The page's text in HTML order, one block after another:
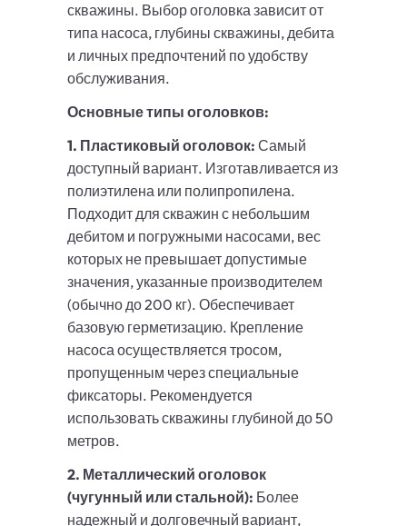
скважины. Выбор оголовка зависит от
типа насоса, глубины скважины, дебита
и личных предпочтений по удобству
обслуживания.
Основные типы оголовков:
1. Пластиковый оголовок: Самый
доступный вариант. Изготавливается из
полиэтилена или полипропилена.
Подходит для скважин с небольшим
дебитом и погружными насосами, вес
которых не превышает допустимые
значения, указанные производителем
(обычно до 200 кг). Обеспечивает
базовую герметизацию. Крепление
насоса осуществляется тросом,
пропущенным через специальные
фиксаторы. Рекомендуется
использовать скважины глубиной до 50
метров.
2. Металлический оголовок
(чугунный или стальной): Более
надежный и долговечный вариант,